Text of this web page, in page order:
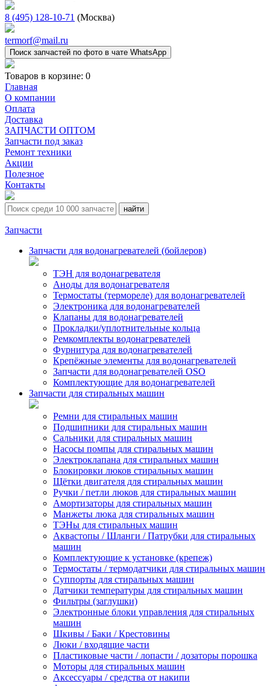
8 (495) 128-10-71 (Москва)
termorf@mail.ru
Поиск запчастей по фото в чате WhatsApp
Товаров в корзине: 0
Главная
О компании
Оплата
Доставка
ЗАПЧАСТИ ОПТОМ
Запчасти под заказ
Ремонт техники
Акции
Полезное
Контакты
Запчасти
Запчасти для водонагревателей (бойлеров)
ТЭН для водонагревателя
Аноды для водонагревателя
Термостаты (термореле) для водонагревателей
Электроника для водонагревателей
Клапаны для водонагревателей
Прокладки/уплотнительные кольца
Ремкомплекты водонагревателей
Фурнитура для водонагревателей
Крепёжные элементы для водонагревателей
Запчасти для водонагревателей OSO
Комплектующие для водонагревателей
Запчасти для стиральных машин
Ремни для стиральных машин
Подшипники для стиральных машин
Сальники для стиральных машин
Насосы помпы для стиральных машин
Электроклапана для стиральных машин
Блокировки люков стиральных машин
Щётки двигателя для стиральных машин
Ручки / петли люков для стиральных машин
Амортизаторы для стиральных машин
Манжеты люка для стиральных машин
ТЭНы для стиральных машин
Аквастопы / Шланги / Патрубки для стиральных
машин
Комплектующие к установке (крепеж)
Термостаты / термодатчики для стиральных машин
Суппорты для стиральных машин
Датчики температуры для стиральных машин
Фильтры (заглушки)
Электронные блоки управления для стиральных
машин
Шкивы / Баки / Крестовины
Люки / входящие части
Пластиковые части / лопасти / дозаторы порошка
Моторы для стиральных машин
Аксессуары / средства от накипи